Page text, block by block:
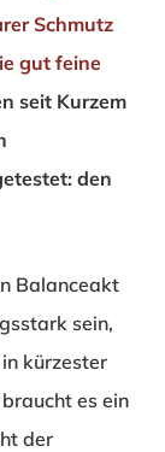
Schmutz
gut feine
seit Kurzem
den
Balanceakt
sein,
kürzester
es ein
der